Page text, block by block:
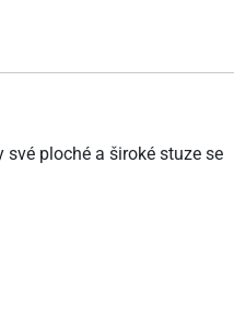
ploché a široké stuze se